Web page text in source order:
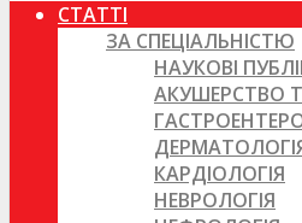
СТАТТІ
ЗА СПЕЦІАЛЬНІСТЮ
НАУКОВІ
АКУШЕРСТВО
КАРДІОЛОГІЯ
НЕВРОЛОГІЯ